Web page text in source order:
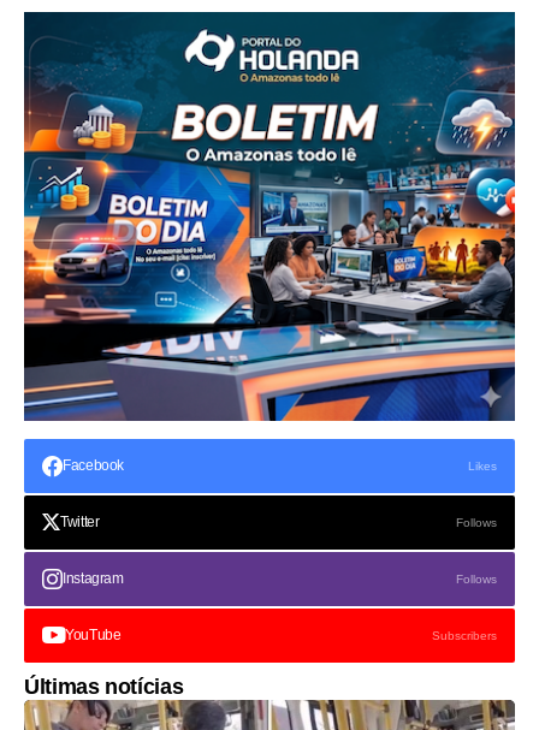
Facebook Likes
Twitter Follows
Instagram Follows
YouTube Subscribers
Últimas notícias